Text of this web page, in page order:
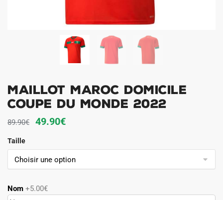
MAILLOT MAROC DOMICILE
COUPE DU MONDE 2022
89.90€
Le
initial
était :
49.90€Le
actuel
est :
Taille
Nom +5.00€